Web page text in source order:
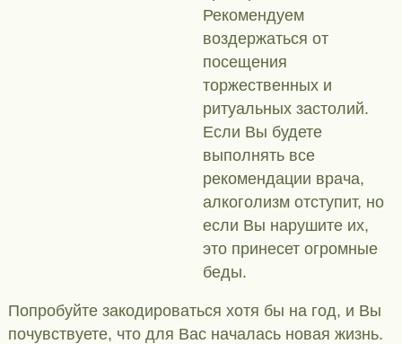
Рекомендуем
воздержаться от
посещения
торжественных и
ритуальных застолий.
Если Вы будете
выполнять все
рекомендации врача,
алкоголизм отступит, но
если Вы нарушите их,
это принесет огромные
беды.
Попробуйте закодироваться хотя бы на год, и Вы
почувствуете, что для Вас началась новая жизнь.